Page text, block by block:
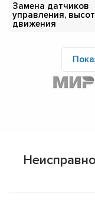
Замена датчиков
управления,
движения